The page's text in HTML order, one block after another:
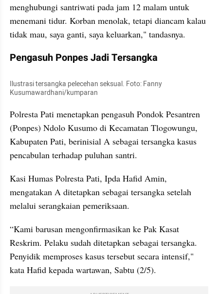
menghubungi santriwati pada jam 12 malam untuk
menemani tidur. Korban menolak, tetapi diancam kalau
tidak mau, saya ganti, saya keluarkan," tandasnya.
Pengasuh Ponpes Jadi Tersangka
Ilustrasi tersangka pelecehan seksual. Foto: Fanny
Kusumawardhani/kumparan
Polresta Pati menetapkan pengasuh Pondok Pesantren
(Ponpes) Ndolo Kusumo di Kecamatan Tlogowungu,
Kabupaten Pati, berinisial A sebagai tersangka kasus
pencabulan terhadap puluhan santri.
Kasi Humas Polresta Pati, Ipda Hafid Amin,
mengatakan A ditetapkan sebagai tersangka setelah
melalui serangkaian pemeriksaan.
“Kami barusan mengonfirmasikan ke Pak Kasat
Reskrim. Pelaku sudah ditetapkan sebagai tersangka.
Penyidik memproses kasus tersebut secara intensif,"
kata Hafid kepada wartawan, Sabtu (2/5).